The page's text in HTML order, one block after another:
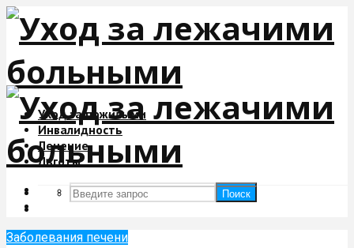
Уход за пожилыми
Инвалидность
Лечение
Льготы
Поиск
Поиск
Заболевания печени